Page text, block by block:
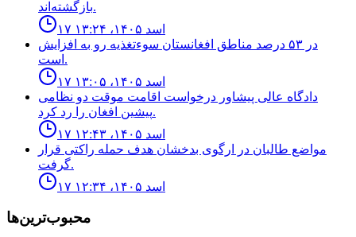
بازگشته‌اند.
۱۷ اسد ۱۴۰۵، ۱۳:۲۴
در ۵۳ درصد مناطق افغانستان سوءتغذیه رو به افزایش
است.
۱۷ اسد ۱۴۰۵، ۱۳:۰۵
دادگاه عالى پيشاور درخواست اقامت موقت دو نظامى
پيشين افغان را رد كرد.
۱۷ اسد ۱۴۰۵، ۱۲:۴۳
مواضع طالبان در ارگوى بدخشان هدف حمله راكتى قرار
گرفت.
۱۷ اسد ۱۴۰۵، ۱۲:۳۴
محبوب‌ترین‌ها